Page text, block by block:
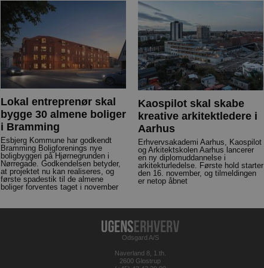
Lokal entreprenør skal
bygge 30 almene boliger
i Bramming
Esbjerg Kommune har godkendt
Bramming Boligforenings nye
boligbyggeri på Hjørnegrunden i
Nørregade. Godkendelsen betyder,
at projektet nu kan realiseres, og
første spadestik til de almene
boliger forventes taget i november
Kaospilot skal skabe
kreative arkitektledere i
Aarhus
Erhvervsakademi Aarhus, Kaospilot
og Arkitektskolen Aarhus lancerer
en ny diplomuddannelse i
arkitekturledelse. Første hold starter
den 16. november, og tilmeldingen
er netop åbnet
Odsgard A/S
Naverland 8, 1.th.
2600 Glostrup